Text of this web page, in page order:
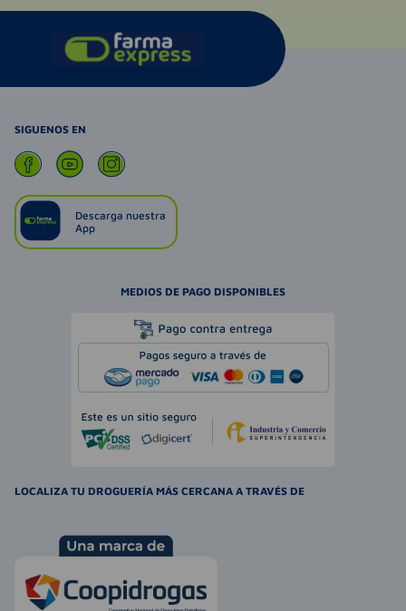
SIGUENOS EN
Descarga nuestra
App
MEDIOS DE PAGO DISPONIBLES
LOCALIZA TU DROGUERÍA MÁS CERCANA A TRAVÉS DE